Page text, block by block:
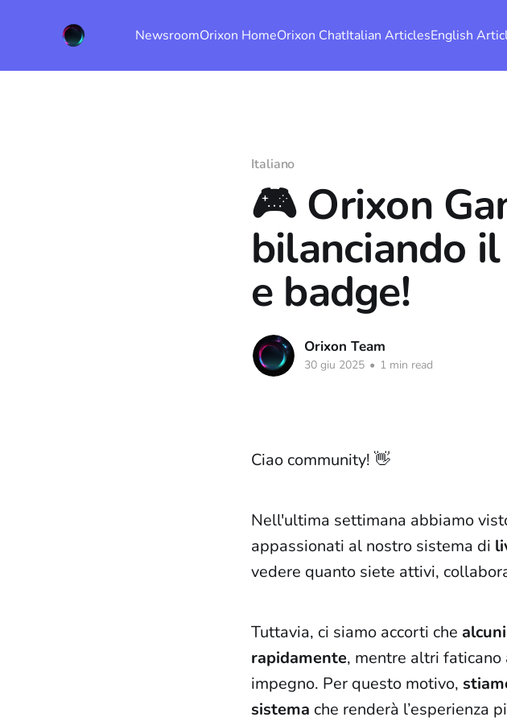
NewsroomOrixon HomeOrixon ChatItalian ArticlesEnglish
Italiano
🎮 Orixon
bilanciando
e badge!
Orixon Team
30 giu 2025 • 1 min read
Ciao community! 👋
Nell'ultima settimana abbiamo
appassionati al nostro sistema di
vedere quanto siete attivi,
Tuttavia, ci siamo accorti che
rapidamente, mentre altri
impegno. Per questo motivo,
sistema che renderà l’esperienza